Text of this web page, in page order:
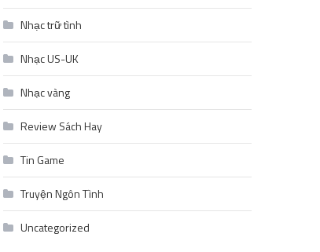
Nhạc trữ tình
Nhạc US-UK
Nhạc vàng
Review Sách Hay
Tin Game
Truyện Ngôn Tình
Uncategorized